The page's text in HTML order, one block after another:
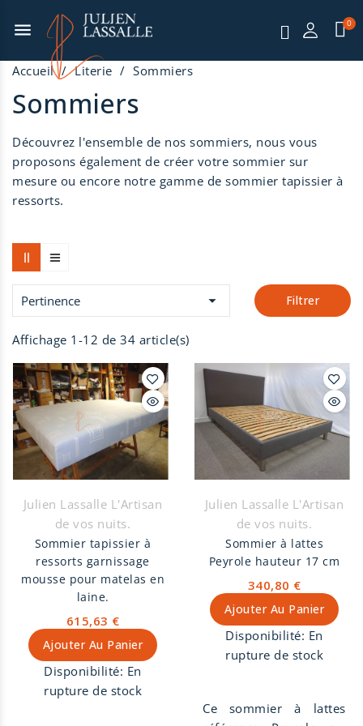
menu
Accueil Literie Sommiers
Sommiers
Découvrez l'ensemble de nos sommiers, nous vous
proposons également de créer votre sommier sur
mesure ou encore notre gamme de sommier tapissier à
ressorts.
Pertinence  Filtrer
Affichage 1-12 de 34 article(s)
Julien Lassalle L'Artisan
de vos nuits.
Sommier tapissier à
ressorts garnissage
mousse pour matelas en
laine.
615,63 €
Ajouter Au Panier
Disponibilité: En
rupture de stock
Julien Lassalle L'Artisan
de vos nuits.
Sommier à lattes
Peyrole hauteur 17 cm
340,80 €
Ajouter Au Panier
Disponibilité: En
rupture de stock
Ce sommier à lattes